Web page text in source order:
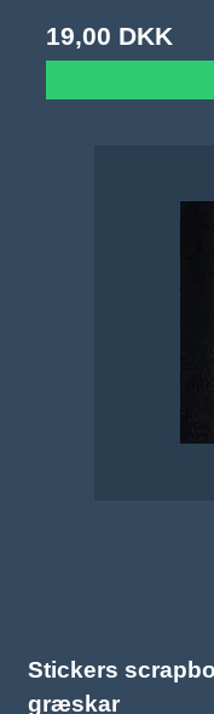
19,00 DKK
Stickers
græskar